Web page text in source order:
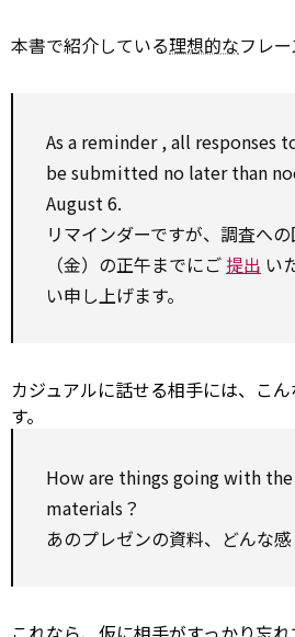
本書で紹介している理想的なフレー
As a reminder, all responses
besubmitted no later than
August 6.
リマインダーですが、調査へ
（金）の正午までにご提出 い
い申し上げます。
カジュアルに話せる相手には、こ
す。
How are things goingwith the
materials？
あのプレゼンの資料、どんな感